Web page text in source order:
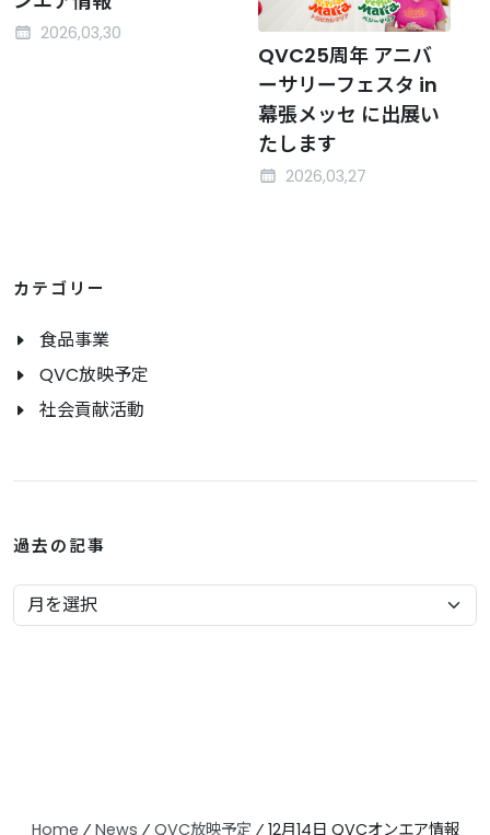
2026,03,30
QVC25周年 アニバ
ーサリーフェスタ in
幕張メッセ に出展い
たします
2026,03,27
カテゴリー
食品事業
QVC放映予定
社会貢献活動
過去の記事
Home ⁄ News ⁄ QVC放映予定⁄ 12月14日 QVCオンエア情報